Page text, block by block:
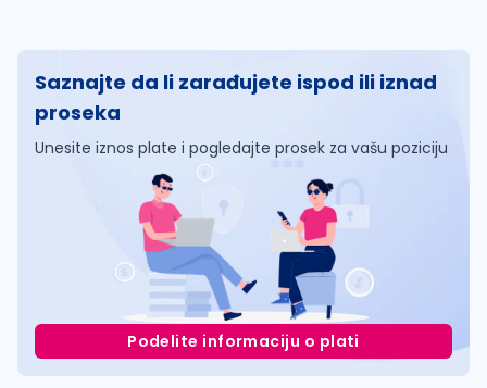
Saznajte da li zarađujete ispod ili iznad
proseka
Unesite iznos plate i pogledajte prosek za vašu poziciju
Podelite informaciju o plati